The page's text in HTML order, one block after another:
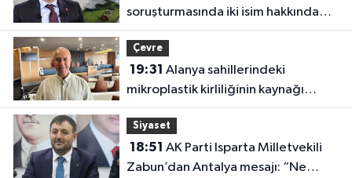
soruşturmasında iki isim hakkında
yeni karar
Çevre
19:31
mikroplastik kirliliğinin kaynağı
açıklandı
Siyaset
18:51
Zabun’dan Antalya mesajı: “Ne